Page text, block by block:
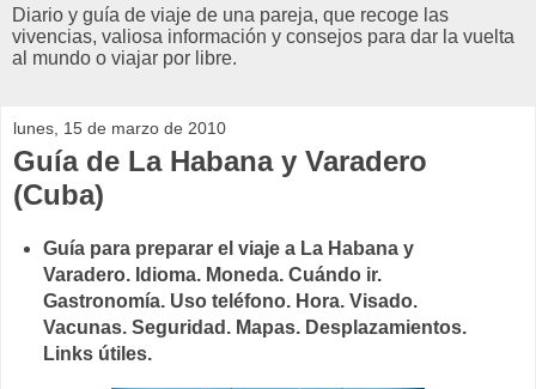
Diario y guía de viaje de una pareja, que recoge las
vivencias, valiosa información y consejos para dar la vuelta
al mundo o viajar por libre.
lunes, 15 de marzo de 2010
Guía de La Habana y Varadero
(Cuba)
Guía para preparar el viaje a La Habana y
Varadero. Idioma. Moneda. Cuándo ir.
Gastronomía. Uso teléfono. Hora. Visado.
Vacunas. Seguridad. Mapas. Desplazamientos.
Links útiles.